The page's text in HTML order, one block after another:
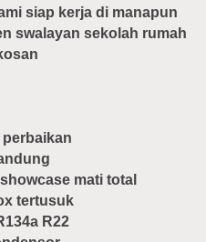
siap kerja di manapun
swalayan sekolah rumah
perbaikan
mati total
tertusuk
R22